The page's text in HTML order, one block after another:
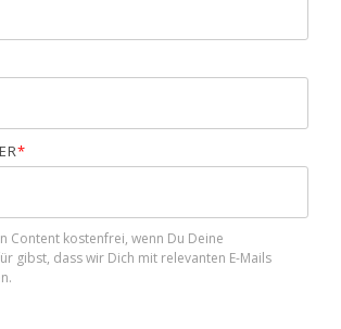
*
Content kostenfrei, wenn Du Deine
gibst, dass wir Dich mit relevanten E-Mails